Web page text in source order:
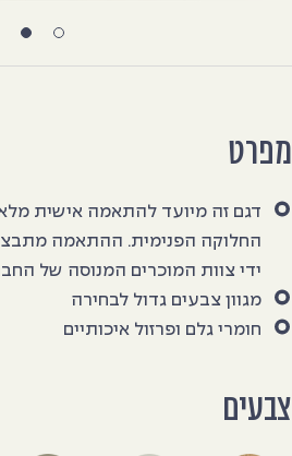
מפרט
דגם זה מיועד להתאמה אישית
החלוקה הפנימית. ההתאמה
ידי צוות המוכרים המנוסה של
מגוון צבעים גדול לבחירה
חומרי גלם ופרזול איכותיים
צבעים